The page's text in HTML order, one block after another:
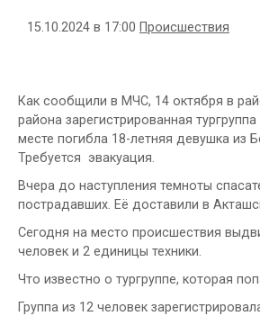
15.10.2024 в 17:00 Происшествия
Как сообщили в МЧС, 14 октября в
района зарегистрированная
месте погибла 18-летняя девушка из
Требуется эвакуация.
Вчера до наступления темноты
пострадавших. Её доставили в
Сегодня на место происшествия
человек и 2 единицы техники.
Что известно о тургруппе, которая
Группа из 12 человек